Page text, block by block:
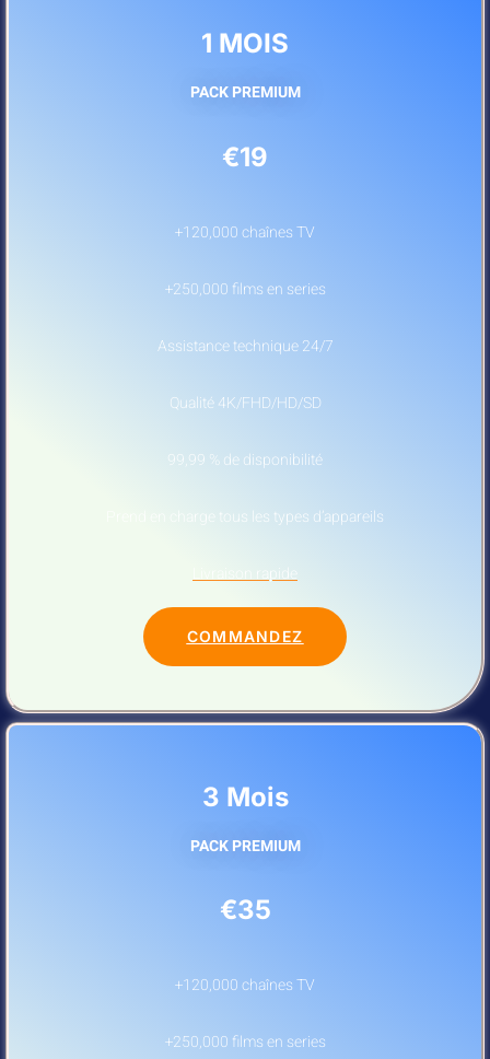
1 MOIS
PACK PREMIUM
€19
+120,000 chaînes TV
+250,000 films en series
Assistance technique 24/7
Qualité 4K/FHD/HD/SD
99,99 % de disponibilité
Prend en charge tous les types d’appareils
Livraison rapide
COMMANDEZ
3 Mois
PACK PREMIUM
€35
+120,000 chaînes TV
+250,000 films en series